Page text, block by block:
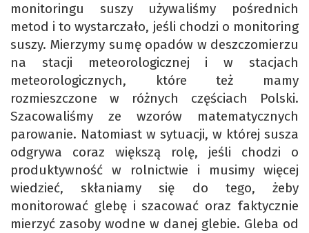
monitoringu suszy używaliśmy pośrednich
metod i to wystarczało, jeśli chodzi o monitoring
suszy. Mierzymy sumę opadów w deszczomierzu
na stacji meteorologicznej i w stacjach
meteorologicznych, które też mamy
rozmieszczone w różnych częściach Polski.
Szacowaliśmy ze wzorów matematycznych
parowanie. Natomiast w sytuacji, w której susza
odgrywa coraz większą rolę, jeśli chodzi o
produktywność w rolnictwie i musimy więcej
wiedzieć, skłaniamy się do tego, żeby
monitorować glebę i szacować oraz faktycznie
mierzyć zasoby wodne w danej glebie. Gleba od